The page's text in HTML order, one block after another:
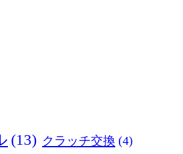
(13) クラッチ交換 (4)